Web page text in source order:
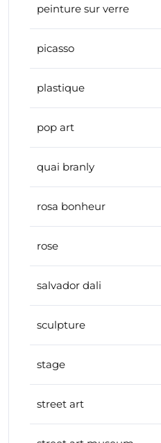
peinture sur verre
picasso
plastique
pop art
quai branly
rosa bonheur
rose
salvador dali
sculpture
stage
street art